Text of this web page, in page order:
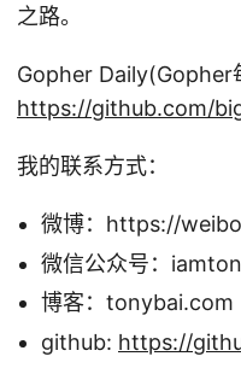
之路。
Gopher Daily(Gopher
https://github.com/
我的联系方式：
微博：https://
微信公众号：
博客：tonybai.com
github: https://